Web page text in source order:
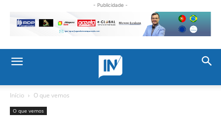
- Publicidade -
Início O que vemos
O que vemos